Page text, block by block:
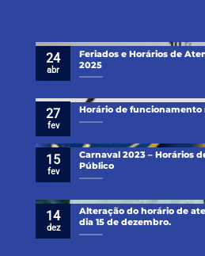
Feriados e Horários de
2025
24
abr
Horário de funcionamento
27
fev
Carnaval 2023 – Horários
Público
15
fev
Alteração do horário de
dia 15 de dezembro.
14
dez